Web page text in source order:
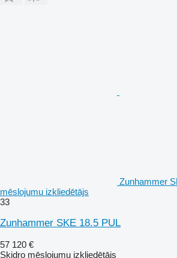
Zunhammer
mēslojumu izkliedētājs
33
Zunhammer SKE 18.5 PUL
57 120 €
Sķidro mēslojumu izkliedētājs